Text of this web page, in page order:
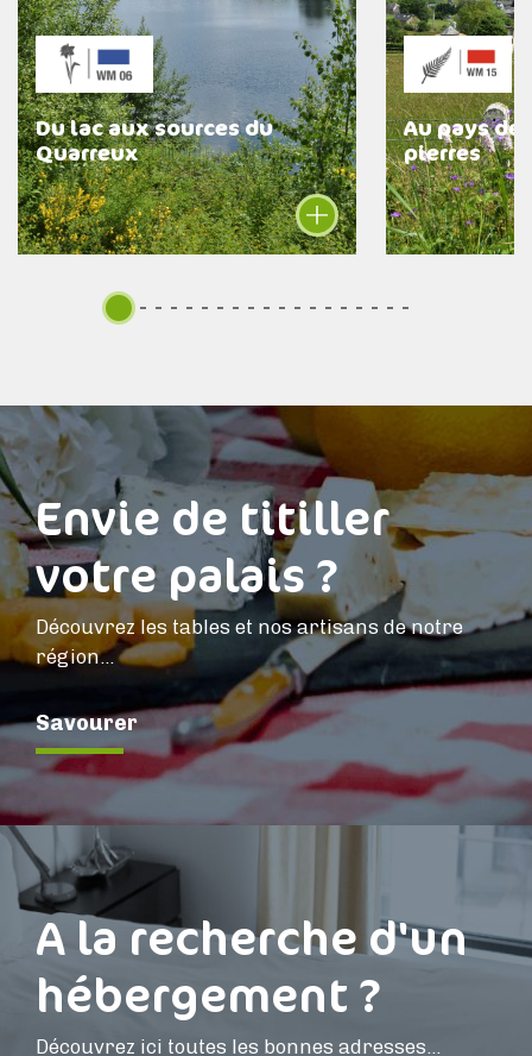
Du lac aux sources du
Quarreux
Au pays
pierres
Envie de titiller
votre palais ?
Découvrez les tables et nos artisans de notre
région…
Savourer
A la recherche d'un
hébergement ?
Découvrez ici toutes les bonnes adresses...